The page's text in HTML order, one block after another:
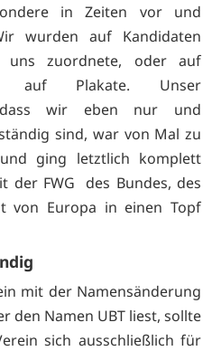
in Zeiten vor und
wurden auf Kandidaten
uns zuordnete, oder auf
auf Plakate. Unser
dass wir eben nur und
sind, war von Mal zu
ging letztlich komplett
der FWG des Bundes, des
von Europa in einen Topf
mit der Namensänderung
den Namen UBT liest, sollte
sich ausschließlich für